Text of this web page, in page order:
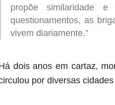
propõe similaridade
questionamentos, as
vivem diariamente.”
dois anos em cartaz,
por diversas